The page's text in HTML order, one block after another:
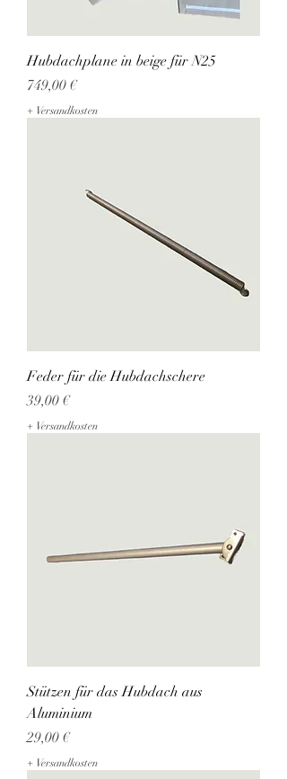
Hubdachplane in beige für N25
Preis
749,00 €
+ Versandkosten
Feder für die Hubdachschere
Preis
39,00 €
+ Versandkosten
Stützen für das Hubdach aus
Aluminium
Preis
29,00 €
+ Versandkosten